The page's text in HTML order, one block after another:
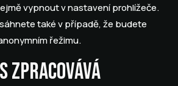
vypnout v nastavení prohlížeče.
také v případě, že budete
řežimu.
zpracovává